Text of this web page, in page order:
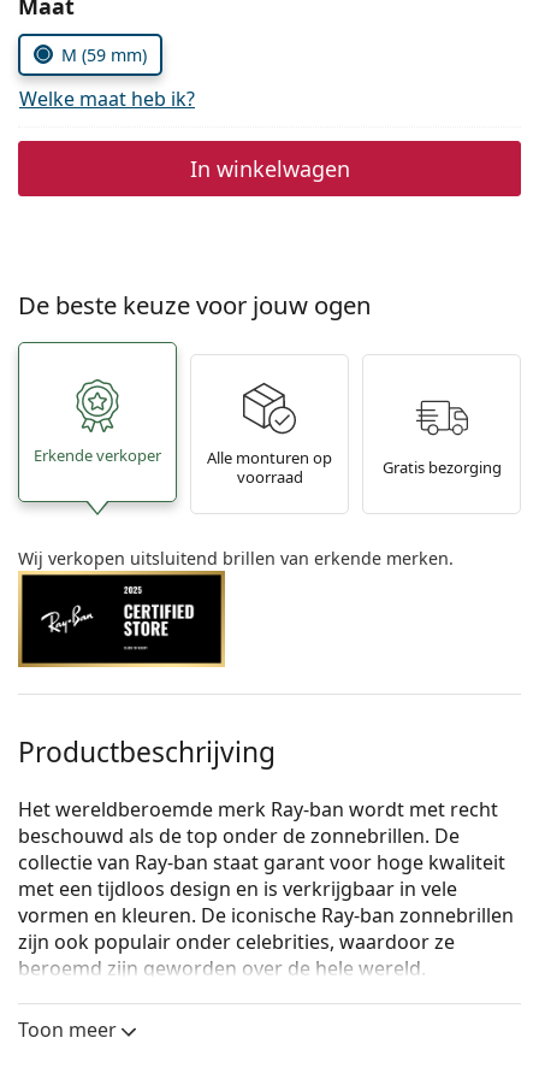
Persol
Prada
Alle merken
Kies parameters:
M (59 mm)
Welke maat heb ik?
In winkelwagen
De beste keuze voor jouw ogen
Erkende verkoper
Alle monturen op
voorraad
Gratis bezorging
Wij verkopen uitsluitend brillen van erkende merken.
Productbeschrijving
Het wereldberoemde merk Ray-ban wordt met recht
beschouwd als de top onder de zonnebrillen. De
collectie van Ray-ban staat garant voor hoge kwaliteit
met een tijdloos design en is verkrijgbaar in vele
vormen en kleuren. De iconische Ray-ban zonnebrillen
zijn ook populair onder celebrities, waardoor ze
beroemd zijn geworden over de hele wereld.
Ray-Ban RB3449 001/13 59zijn heren zonnebrillen.
Toon meer